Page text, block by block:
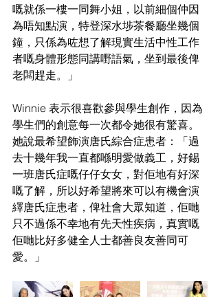
嘅就係一樓一同舞小姐，以前細個仲因
為唔知點演，特登深水埗茶餐廳坐幾個
鐘，只係為咗想了解現實生活中性工作
者嘅身體形態同講嘢語氣，坐到最後俾
老闆趕走。」
Winnie 表示很喜歡參與學生創作，因為
學生們的創意每一次都令她很有驚喜。
她說最希望飾演唐氏綜合症患者：「過
去十幾年我一直都喺明愛做義工，好錫
一班唐氏症嘅仔仔女女，對佢地有好深
嘅了解，所以好希望將來可以有機會演
繹唐氏症患者，俾社會大眾知道，佢哋
只不過係不幸地有先天性疾病，真實嘅
佢哋比好多健全人士都善良友善同可
愛。」